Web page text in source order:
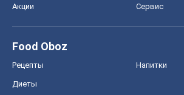
Акции Сервис
Food Oboz
Рецепты Напитки
Диеты